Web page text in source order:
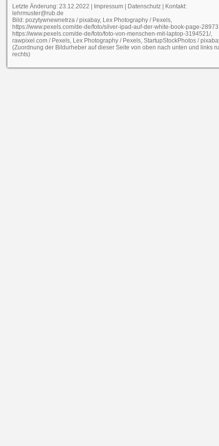
Letzte Änderung: 23.12.2022 | Impressum | Datenschutz | Kontakt:
lehrmuster@rub.de
Bild: pozytywnewnetrza / pixabay, Lex Photography / Pexels,
https://www.pexels.com/de-de/foto/silver-ipad-auf-der-white-book-page-
https://www.pexels.com/de-de/foto/foto-von-menschen-mit-laptop-3194521/,
rawpixel.com / Pexels, Lex Photography / Pexels, StartupStockPhotos /
(Zuordnung der Bildurheber auf dieser Seite von oben nach unten und links
rechts)